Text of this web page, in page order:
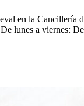
en la Cancillería
lunes a viernes: De